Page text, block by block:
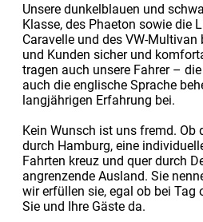
Unsere dunkelblauen und
Klasse, des Phaeton sowie die
Caravelle und des VW-Multivan
und Kunden sicher und
tragen auch unsere Fahrer –
auch die englische Sprache
langjährigen Erfahrung bei.
Kein Wunsch ist uns fremd. Ob
durch Hamburg, eine
Fahrten kreuz und quer durch
angrenzende Ausland. Sie
wir erfüllen sie, egal ob bei Tag
Sie und Ihre Gäste da.